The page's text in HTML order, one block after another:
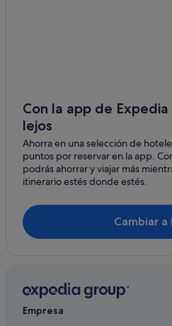
Apartoteles en Saa
Casas de campo en Castroverde
Pensiones en San Cosme de
Hoteles de 3 estrellas en O
Láncara hoteles
Casas barco en Lugo
Casas de campo en Provincia
Apartamentos en Nadela
Casas de campo en Recimil
Con la app de
lejos
Ahorra en una selección de
puntos por reservar en la app.
podrás ahorrar y viajar más
itinerario estés donde estés.
Cambiar a
Empresa